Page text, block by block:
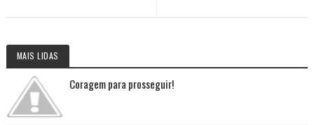
MAIS LIDAS
Coragem para prosseguir!